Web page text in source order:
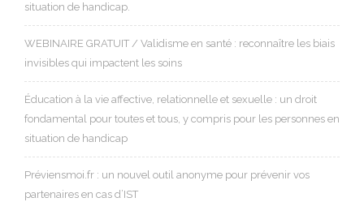
situation de handicap.
WEBINAIRE GRATUIT / Validisme en santé : reconnaître les biais
invisibles qui impactent les soins
Éducation à la vie affective, relationnelle et sexuelle : un droit
fondamental pour toutes et tous, y compris pour les personnes en
situation de handicap
Préviensmoi.fr : un nouvel outil anonyme pour prévenir vos
partenaires en cas d’IST